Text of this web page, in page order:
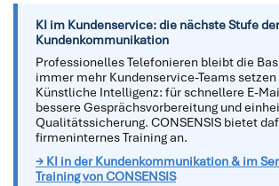
KI im Kundenservice: die nächste Stufe der
Kundenkommunikation
Professionelles Telefonieren bleibt die
immer mehr Kundenservice-Teams
Künstliche Intelligenz: für schnellere E-
bessere Gesprächsvorbereitung und
Qualitätssicherung. CONSENSIS bietet
firmeninternes Training an.
→ KI in der Kundenkommunikation & im
Training von CONSENSIS